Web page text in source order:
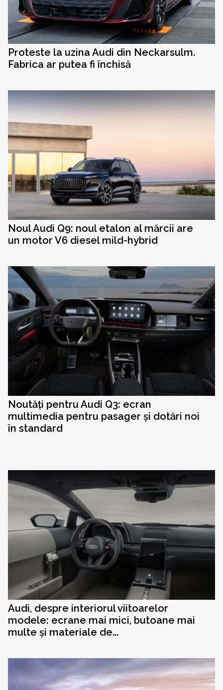
Proteste la uzina Audi din Neckarsulm.
Fabrica ar putea fi închisă
Noul Audi Q9: noul etalon al mărcii are
un motor V6 diesel mild-hybrid
Noutăți pentru Audi Q3: ecran
multimedia pentru pasager și dotări noi
în standard
Audi, despre interiorul viitoarelor
modele: ecrane mai mici, butoane mai
multe și materiale de...